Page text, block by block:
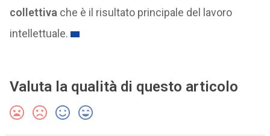
collettiva che è il risultato principale del lavoro
intellettuale.
Valuta la qualità di questo articolo